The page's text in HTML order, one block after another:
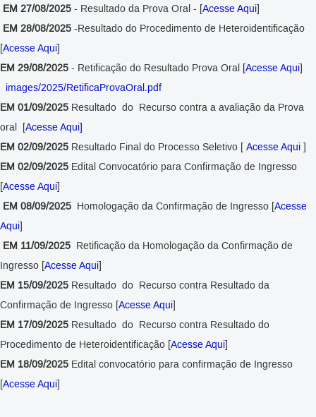
EM 27/08/2025 - Resultado da Prova Oral - [Acesse Aqui]
EM 28/08/2025 -Resultado do Procedimento de Heteroidentificação
[Acesse Aqui]
EM 29/08/2025 - Retificação do Resultado Prova Oral [Acesse Aqui]
images/2025/RetificaProvaOral.pdf
EM 01/09/2025 Resultado do Recurso contra a avaliação da Prova
oral [Acesse Aqui]
EM 02/09/2025 Resultado Final do Processo Seletivo [ Acesse Aqui ]
EM 02/09/2025 Edital Convocatório para Confirmação de Ingresso
[Acesse Aqui]
EM 08/09/2025 Homologação da Confirmação de Ingresso [Acesse
Aqui]
EM 11/09/2025 Retificação da Homologação da Confirmação de
Ingresso [Acesse Aqui]
EM 15/09/2025 Resultado do Recurso contra Resultado da
Confirmação de Ingresso [Acesse Aqui]
EM 17/09/2025 Resultado do Recurso contra Resultado do
Procedimento de Heteroidentificação [Acesse Aqui]
EM 18/09/2025 Edital convocatório para confirmação de Ingresso
[Acesse Aqui]